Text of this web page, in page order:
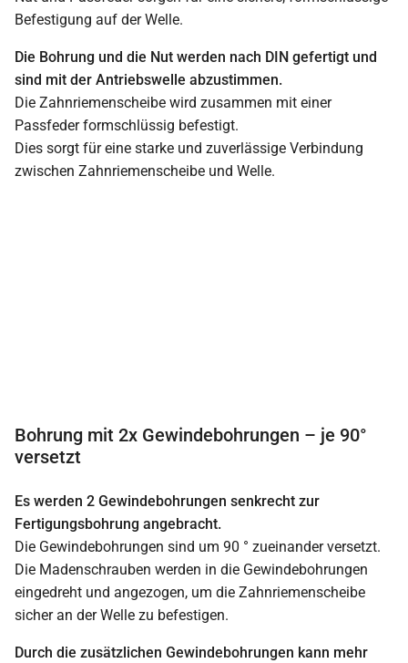
Befestigung auf der Welle.
Die Bohrung und die Nut werden nach DIN gefertigt und
sind mit der Antriebswelle abzustimmen.
Die Zahnriemenscheibe wird zusammen mit einer
Passfeder formschlüssig befestigt.
Dies sorgt für eine starke und zuverlässige Verbindung
zwischen Zahnriemenscheibe und Welle.
Bohrung mit 2x Gewindebohrungen – je 90°
versetzt
Es werden 2 Gewindebohrungen senkrecht zur
Fertigungsbohrung angebracht.
Die Gewindebohrungen sind um 90 ° zueinander versetzt.
Die Madenschrauben werden in die Gewindebohrungen
eingedreht und angezogen, um die Zahnriemenscheibe
sicher an der Welle zu befestigen.
Durch die zusätzlichen Gewindebohrungen kann mehr